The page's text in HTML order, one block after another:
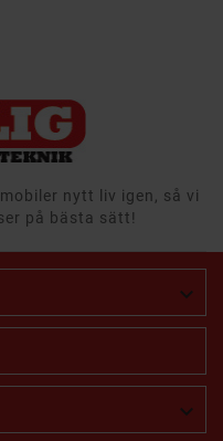
nytt liv igen, så vi
på bästa sätt!

